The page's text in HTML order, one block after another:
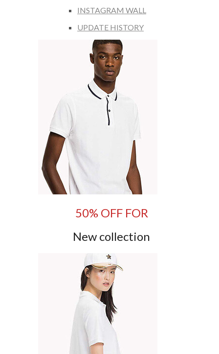
INSTAGRAM WALL
UPDATE HISTORY
50% OFF FOR
New collection